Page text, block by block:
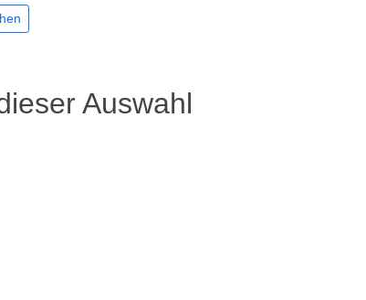
Auswahl